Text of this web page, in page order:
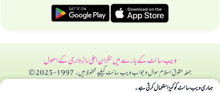
ویب سائٹ کے بارے میںنگران اعلیراز داری کے اصول
جملہ حقوق اسلام سوال و جواب ویب سائٹ کیلیے محفوظ ہیں۔ 1997-2025 ©
ہماری ویب سائٹ کوکیز استعمال کرتی ہے۔